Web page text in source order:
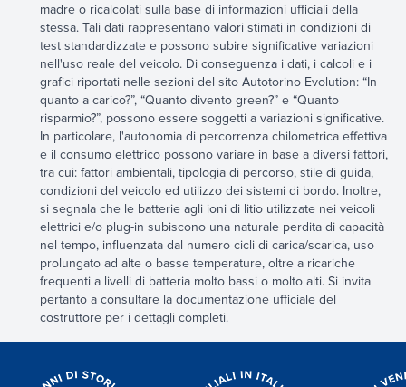
madre o ricalcolati sulla base di informazioni ufficiali della
stessa. Tali dati rappresentano valori stimati in condizioni di
test standardizzate e possono subire significative variazioni
nell'uso reale del veicolo. Di conseguenza i dati, i calcoli e i
grafici riportati nelle sezioni del sito Autotorino Evolution: “In
quanto a carico?”, “Quanto divento green?” e “Quanto
risparmio?”, possono essere soggetti a variazioni significative.
In particolare, l'autonomia di percorrenza chilometrica effettiva
e il consumo elettrico possono variare in base a diversi fattori,
tra cui: fattori ambientali, tipologia di percorso, stile di guida,
condizioni del veicolo ed utilizzo dei sistemi di bordo. Inoltre,
si segnala che le batterie agli ioni di litio utilizzate nei veicoli
elettrici e/o plug-in subiscono una naturale perdita di capacità
nel tempo, influenzata dal numero cicli di carica/scarica, uso
prolungato ad alte o basse temperature, oltre a ricariche
frequenti a livelli di batteria molto bassi o molto alti. Si invita
pertanto a consultare la documentazione ufficiale del
costruttore per i dettagli completi.